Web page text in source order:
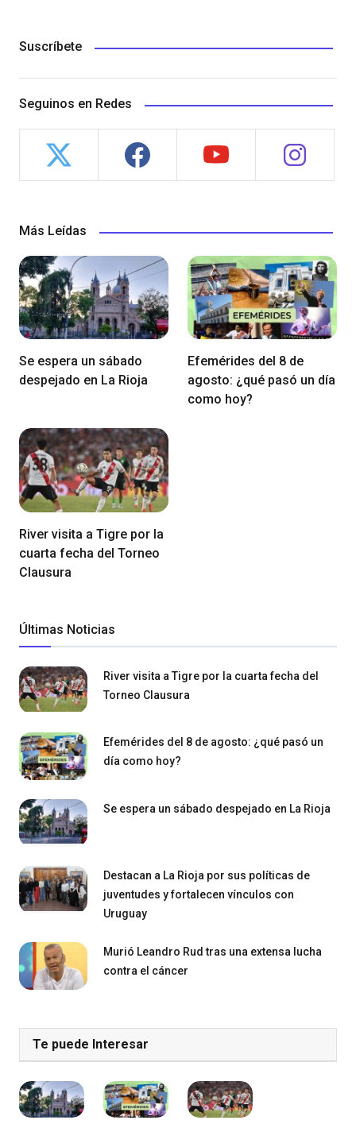
Suscríbete
Seguinos en Redes
Más Leídas
Se espera un sábado
despejado en La Rioja
Efemérides del 8 de
agosto: ¿qué pasó un día
como hoy?
River visita a Tigre por la
cuarta fecha del Torneo
Clausura
Últimas Noticias
River visita a Tigre por la cuarta fecha del
Torneo Clausura
Efemérides del 8 de agosto: ¿qué pasó un
día como hoy?
Se espera un sábado despejado en La Rioja
Destacan a La Rioja por sus políticas de
juventudes y fortalecen vínculos con
Uruguay
Murió Leandro Rud tras una extensa lucha
contra el cáncer
Te puede Interesar